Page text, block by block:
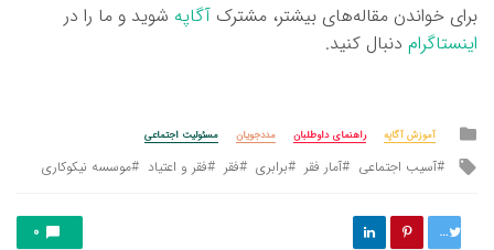
برای خواندن مقاله‌های بیشتر، مشترک آگاپه شوید و ما را در
اینستاگرام دنبال کنید.
Posted
آموزش آگاپه راهنمای داوطلبان مددجویان مسئولیت اجتماعی
Tagged
with
آسیب اجتماعی آمار فقر برابری فقر فقر و اعتیاد موسسه نیکوکاری
توییت 0